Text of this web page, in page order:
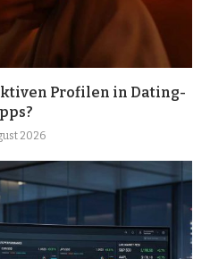
Profilen in Dating-
2026